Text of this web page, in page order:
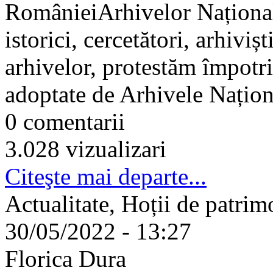
RomânieiArhivelor
istorici, cercetători,
arhivelor, protestăm
adoptate de Arhivele
0 comentarii
3.028 vizualizari
Citeşte mai departe...
Actualitate, Hoții de
30/05/2022 - 13:27
Florica Dura